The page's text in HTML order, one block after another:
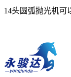
头圆弧抛光机可